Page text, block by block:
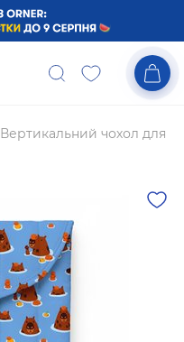
Вертикальний чохол для